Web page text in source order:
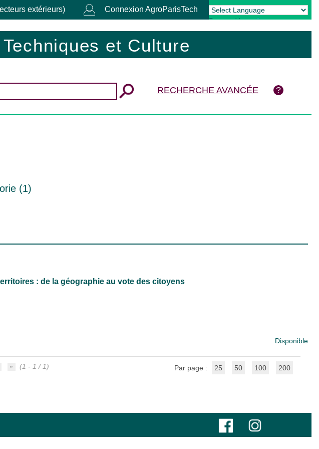
extérieurs) Connexion AgroParisTech
Powered by Translate
et Culture
RECHERCHE AVANCÉE
(1)
: de la géographie au vote des citoyens
Disponible
(1 - 1 / 1) Par page : 25 50 100 200